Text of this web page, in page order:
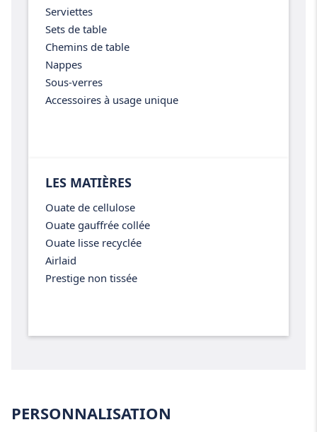
Serviettes
Sets de table
Chemins de table
Nappes
Sous-verres
Accessoires à usage unique
LES MATIÈRES
Ouate de cellulose
Ouate gauffrée collée
Ouate lisse recyclée
Airlaid
Prestige non tissée
PERSONNALISATION